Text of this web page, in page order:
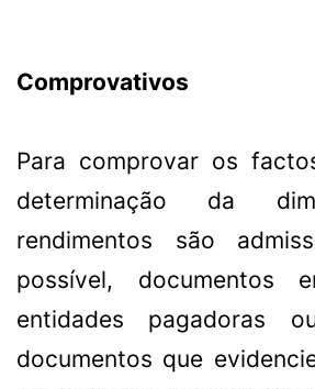
Comprovativos
Para comprovar os
determinação da
rendimentos são
possível, documentos
entidades pagadoras
documentos que